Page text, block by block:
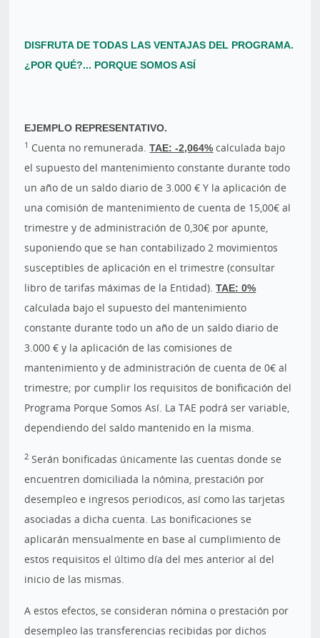
DISFRUTA DE TODAS LAS VENTAJAS DEL PROGRAMA.
¿POR QUÉ?... PORQUE SOMOS ASÍ
EJEMPLO REPRESENTATIVO.
1 Cuenta no remunerada.TAE: -2,064% calculada bajo
el supuesto del mantenimiento constante durante todo
un año de un saldo diario de 3.000 € Y la aplicación de
una comisión de mantenimiento de cuenta de 15,00€ al
trimestre y de administración de 0,30€ por apunte,
suponiendo que se han contabilizado 2 movimientos
susceptibles de aplicación en el trimestre (consultar
libro de tarifas máximas de la Entidad).TAE: 0%
calculada bajo el supuesto del mantenimiento
constante durante todo un año de un saldo diario de
3.000 € y la aplicación de las comisiones de
mantenimiento y de administración de cuenta de 0€ al
trimestre; por cumplir los requisitos de bonificación del
Programa Porque Somos Así. La TAE podrá ser variable,
dependiendo del saldo mantenido en la misma.
2 Serán bonificadas únicamente las cuentas donde se
encuentren domiciliada la nómina, prestación por
desempleo e ingresos periodicos, así como las tarjetas
asociadas a dicha cuenta. Las bonificaciones se
aplicarán mensualmente en base al cumplimiento de
estos requisitos el último día del mes anterior al del
inicio de las mismas.
A estos efectos, se consideran nómina o prestación por
desempleo las transferencias recibidas por dichos